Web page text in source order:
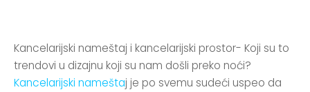
Kancelarijski nameštaj i kancelarijski prostor- Koji su to
trendovi u dizajnu koji su nam došli preko noći?
Kancelarijski nameštaj je po svemu sudeći uspeo da